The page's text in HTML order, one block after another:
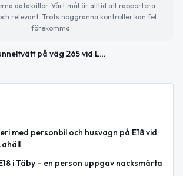
datakällor. Vårt mål är alltid att rapportera
relevant. Trots noggranna kontroller kan fel
förekomma.
Tunneltvätt på väg 265 vid Löttingetunneln påverkar trafiken
med personbil och husvagn på E18 vid
i Täby – en person uppgav nacksmärta